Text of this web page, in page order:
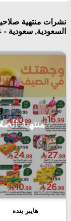
نشرات منتهية
السعودية, سعودية -
منتهية
هايبر بنده